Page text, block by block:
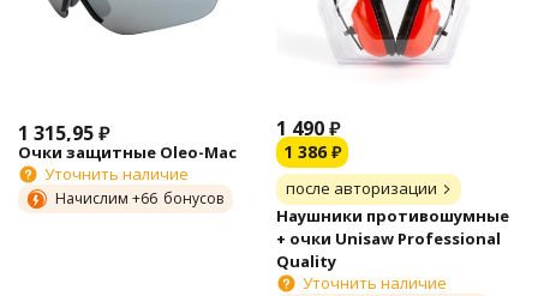
1 315,95₽
Очки защитные Oleo-Mac
Уточнить наличие
Начислим +66 бонусов
1 490₽
1 386 ₽
после авторизации
Наушники противошумные
+ очки Unisaw Professional
Quality
Уточнить наличие